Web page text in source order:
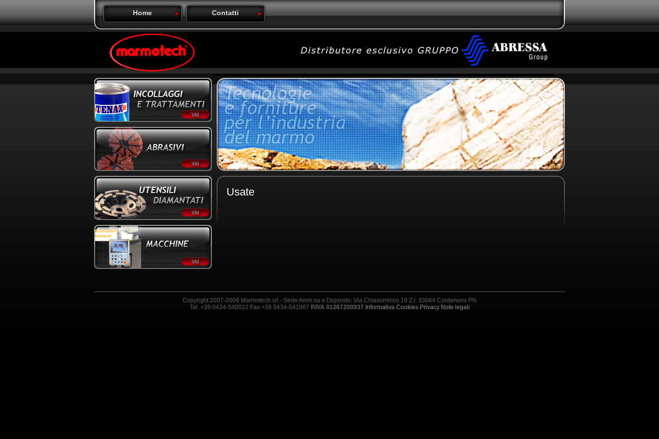
Home Contatti
Usate
Copyright 2007-2009 Marmotech srl - Sede Amm.va e Deposito: Via Chiavornicco 10 Z.I. 33084 Cordenons PN
Tel. +39 0434-540022 Fax +39 0434-541967 P.IVA 01267200937 Informativa Cookies Privacy Note legali